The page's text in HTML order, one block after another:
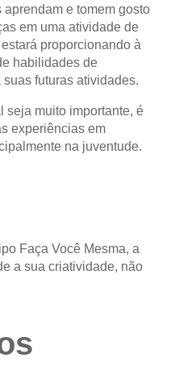
e tomem gosto
em uma atividade de
proporcionando à
habilidades de
futuras atividades.
seja muito importante, é
experiências em
na juventude.
Faça Você Mesma, a
a sua criatividade, não